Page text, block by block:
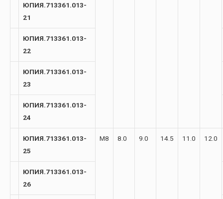
ЮПИЯ.713361.013-
21
ЮПИЯ.713361.013-
22
ЮПИЯ.713361.013-
23
ЮПИЯ.713361.013-
24
ЮПИЯ.713361.013-
25
М8 8.0 9.0 14.5 11.0 12.0
ЮПИЯ.713361.013-
26